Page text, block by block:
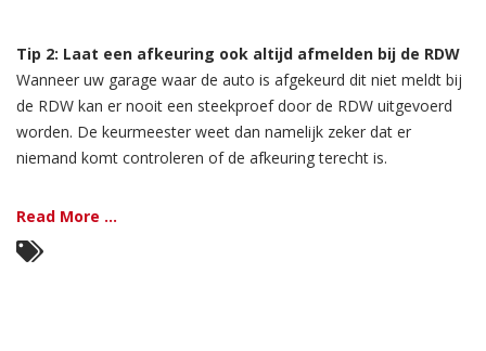
Tip 2: Laat een afkeuring ook altijd afmelden bij de RDW
Wanneer uw garage waar de auto is afgekeurd dit niet meldt bij
de RDW kan er nooit een steekproef door de RDW uitgevoerd
worden. De keurmeester weet dan namelijk zeker dat er
niemand komt controleren of de afkeuring terecht is.
Read More ...